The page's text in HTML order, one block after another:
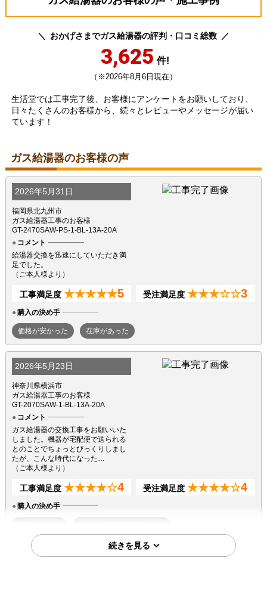
おかげさまでガス給湯器の評判・口コミ総数
3,625 件!
（※2026年8月6日現在）
生活堂では工事完了後、お客様にアンケートをお願いしており、
日々たくさんのお客様から、続々とレビューやメッセージが届い
ています！
ガス給湯器のお客様の声
2026年5月31日
福岡県北九州市
ガス給湯器工事のお客様
GT-2470SAW-PS-1-BL-13A-20A
コメント
給湯器交換を迅速にしていただき満
足でした。
（ご本人様より）
工事満足度 ★★★★★5 受注満足度 ★★★☆☆3
購入の決め手
価格が安かった 在庫があった
2026年5月23日
神奈川県横浜市
ガス給湯器工事のお客様
GT-2070SAW-1-BL-13A-20A
コメント
ガス給湯器の交換工事をお願いいた
しました。機器が宅配便で送られる
とのことでちょっとびっくりしまし
たが、こんな時代になった…
（ご本人様より）
工事満足度 ★★★★☆4 受注満足度 ★★★★☆4
購入の決め手
問い合わせの対応が良かった